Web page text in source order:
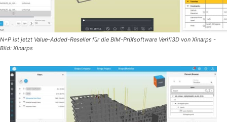
N+P ist jetzt Value-Added-Reseller für die BIM-Prüfsoftware Verifi3D von Xinarps -
Bild: Xinarps